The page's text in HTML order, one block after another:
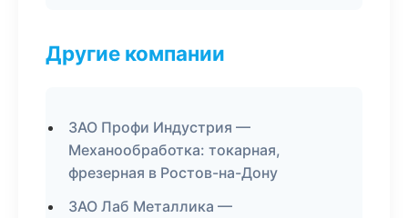
Другие компании
ЗАО Профи Индустрия —
Механообработка: токарная,
фрезерная в Ростов-на-Дону
ЗАО Лаб Металлика —